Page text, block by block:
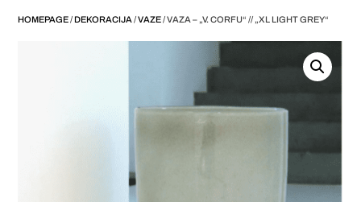
HOMEPAGE/DEKORACIJA /VAZE/ VAZA – „V. CORFU“ // „XL LIGHT GREY“